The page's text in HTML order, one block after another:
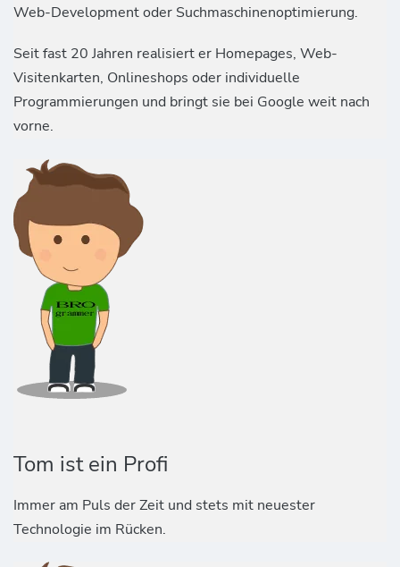
Web-Development oder Suchmaschinenoptimierung.
Seit fast 20 Jahren realisiert er Homepages, Web-
Visitenkarten, Onlineshops oder individuelle
Programmierungen und bringt sie bei Google weit nach
vorne.
Tom ist ein Profi
Immer am Puls der Zeit und stets mit neuester
Technologie im Rücken.